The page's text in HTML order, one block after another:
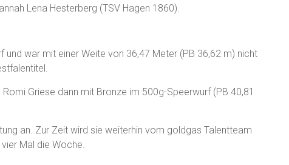
Lena Hesterberg (TSV Hagen 1860).
und war mit einer Weite von 36,47 Meter (PB 36,62 m) nicht
Griese dann mit Bronze im 500g-Speerwurf (PB 40,81
an. Zur Zeit wird sie weiterhin vom goldgas Talentteam
Mal die Woche.